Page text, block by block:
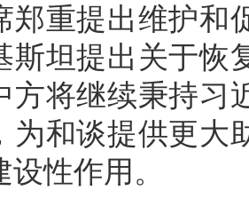
郑重提出维护和
斯坦提出关于恢
方将继续秉持习
为和谈提供更大
性作用。